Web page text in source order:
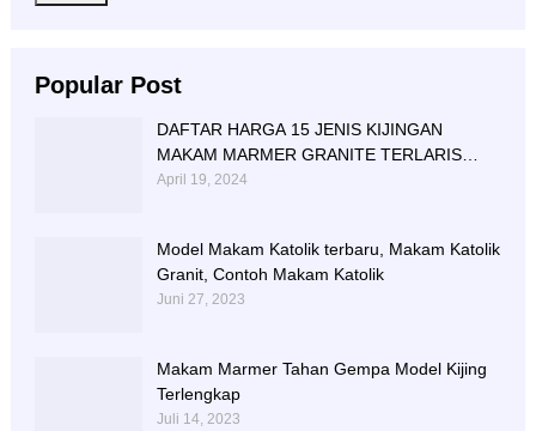
Popular Post
DAFTAR HARGA 15 JENIS KIJINGAN
MAKAM MARMER GRANITE TERLARIS
BERIKUT NISAN NYA
April 19, 2024
Model Makam Katolik terbaru, Makam Katolik
Granit, Contoh Makam Katolik
Juni 27, 2023
Makam Marmer Tahan Gempa Model Kijing
Terlengkap
Juli 14, 2023